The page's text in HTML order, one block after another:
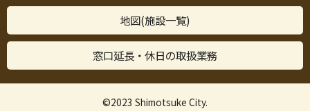
地図(施設一覧)
窓口延長・休日の取扱業務
©2023 Shimotsuke City.